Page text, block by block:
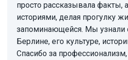
просто рассказывала факты,
историями, делая прогулку
запоминающейся. Мы узнали
Берлине, его культуре,
Спасибо за